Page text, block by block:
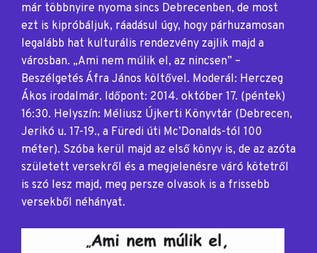
már többnyire nyoma sincs Debrecenben, de most
ezt is kipróbáljuk, ráadásul úgy, hogy párhuzamosan
legalább hat kulturális rendezvény zajlik majd a
városban. „Ami nem múlik el, az nincsen” –
Beszélgetés Áfra János költővel. Moderál: Herczeg
Ákos irodalmár. Időpont: 2014. október 17. (péntek)
16:30. Helyszín: Méliusz Újkerti Könyvtár (Debrecen,
Jerikó u. 17-19., a Füredi úti Mc’Donalds-tól 100
méter). Szóba kerül majd az első könyv is, de az azóta
született versekről és a megjelenésre váró kötetről
is szó lesz majd, meg persze olvasok is a frissebb
versekből néhányat.